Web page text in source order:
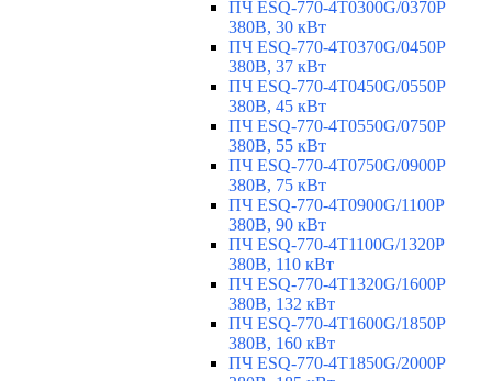
ПЧ ESQ-770-4T0300G/0370P
380В, 30 кВт
ПЧ ESQ-770-4T0370G/0450P
380В, 37 кВт
ПЧ ESQ-770-4T0450G/0550P
380В, 45 кВт
ПЧ ESQ-770-4T0550G/0750P
380В, 55 кВт
ПЧ ESQ-770-4T0750G/0900P
380В, 75 кВт
ПЧ ESQ-770-4T0900G/1100P
380В, 90 кВт
ПЧ ESQ-770-4T1100G/1320P
380В, 110 кВт
ПЧ ESQ-770-4T1320G/1600P
380В, 132 кВт
ПЧ ESQ-770-4T1600G/1850P
380В, 160 кВт
ПЧ ESQ-770-4T1850G/2000P